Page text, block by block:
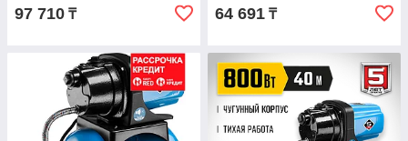
97 710 ₸ 64 691 ₸